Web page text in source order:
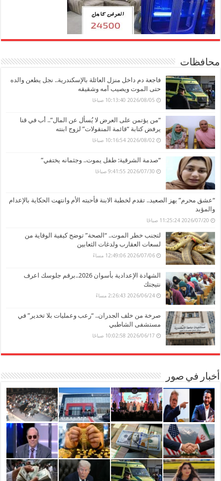
محافظات
فاجعة دم داخل منزل العائلة بالإسكندرية.. نجل يطعن والده
حتى الموت ويصيب أمه وشقيقه
2026/08/05 10:13:40 صباحًا
“من يؤتمن على العرض لا يُسأل عن المال”.. أب في قنا
يرفض كتابة “قائمة المنقولات” لزوج ابنته
2026/08/02 10:16:54 صباحًا
“صدمة الشرقية: طفل يموت.. وجثمانه يختفي”
2026/07/30 9:41:55 صباحًا
“عشق محرم” يهز الصعيد.. تقدم لخطبة الابنة فأحبته الأم وانتهت الحكاية بالإعدام
والمؤبد
2026/07/20 11:25:24 صباحًا
لتجنب خطر الموت.. “الصحة” توضح كيفية الوقاية من
لسعات العقارب ولدغات الثعابين
2026/07/06 12:49:06 مساءً
الشهادة الإعدادية بأسوان 2026..برقم جلوسك اعرف
نتيجتك
2026/06/24 2:26:43 مساءً
صرخة من خلف الجدران.. “رعب وعمليات بلا تخدير” في
مستشفى الشاطبي
2026/06/17 10:02:58 صباحًا
أخبار في صور